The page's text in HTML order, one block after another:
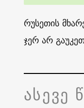
რუსეთის
ჯერ არ
ასევე